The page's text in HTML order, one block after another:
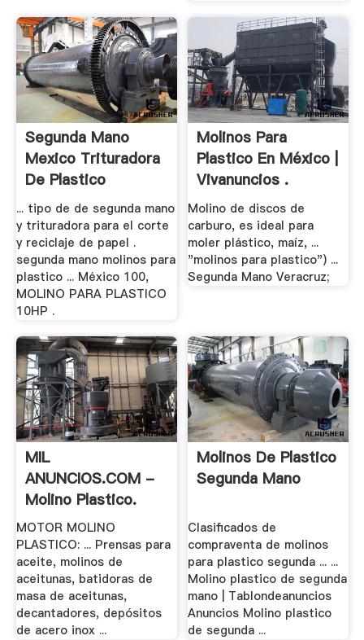
Segunda Mano
Mexico Trituradora
De Plastico
... tipo de de segunda mano
y trituradora para el corte
y reciclaje de papel .
segunda mano molinos para
plastico ... México 100,
MOLINO PARA PLASTICO
10HP .
Molinos Para
Plastico En México |
Vivanuncios .
Molino de discos de
carburo, es ideal para
moler plástico, maíz, ...
"molinos para plastico") ...
Segunda Mano Veracruz;
MIL
ANUNCIOS.COM -
Molino Plastico.
Motor De .
MOTOR MOLINO
PLASTICO: ... Prensas para
aceite, molinos de
aceitunas, batidoras de
masa de aceitunas,
decantadores, depósitos
de acero inox ...
Molinos De Plastico
Segunda Mano
Clasificados de
compraventa de molinos
para plastico segunda ... ...
Molino plastico de segunda
mano | Tablondeanuncios
Anuncios Molino plastico
de segunda ...